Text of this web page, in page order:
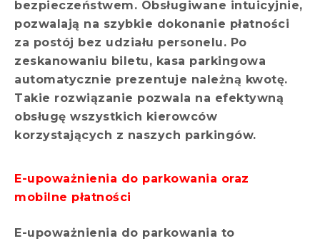
bezpieczeństwem. Obsługiwane intuicyjnie,
pozwalają na szybkie dokonanie płatności
za postój bez udziału personelu. Po
zeskanowaniu biletu, kasa parkingowa
automatycznie prezentuje należną kwotę.
Takie rozwiązanie pozwala na efektywną
obsługę wszystkich kierowców
korzystających z naszych parkingów.
E-upoważnienia do parkowania oraz
mobilne płatności
E-upoważnienia do parkowania to